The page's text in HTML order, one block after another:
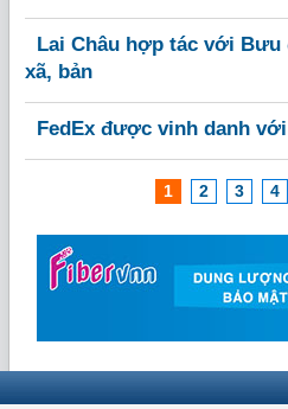
Lai Châu hợp tác với Bưu
xã, bản
FedEx được vinh danh
1 2 3 4